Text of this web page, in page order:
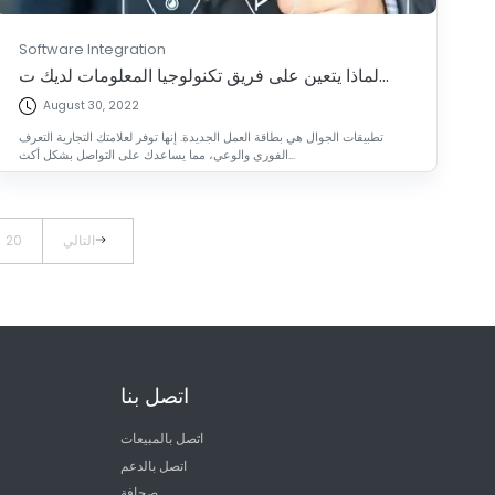
Software Integration
لماذا يتعين على فريق تكنولوجيا المعلومات لديك ت...
August 30, 2022
تطبيقات الجوال هي بطاقة العمل الجديدة. إنها توفر لعلامتك التجارية التعرف
الفوري والوعي، مما يساعدك على التواصل بشكل أكث...
20 التالي
اتصل بنا
اتصل بالمبيعات
اتصل بالدعم